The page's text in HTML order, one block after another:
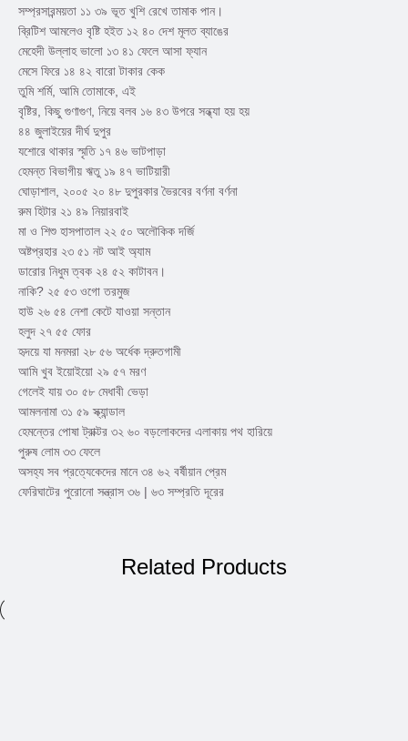
সম্প্রসারন্ময়তা ১১ ৩৯ ভূত খুশি রেখে তামাক পান।
ব্রিটিশ আমলেও বৃষ্টি হইত ১২ ৪০ দেশ মূলত ব্যাঙের
মেহেদী উল্লাহ ভালো ১৩ ৪১ ফেলে আসা ফ্যান
মেসে ফিরে ১৪ ৪২ বারো টাকার কেক
তুমি শর্মি, আমি তোমাকে, এই
বৃষ্টির, কিছু গুণাগুণ, নিয়ে বলব ১৬ ৪৩ উপরে সন্ধ্যা হয় হয়
৪৪ জুলাইয়ের দীর্ঘ দুপুর
যশোরে থাকার স্মৃতি ১৭ ৪৬ ভাটপাড়া
হেমন্ত বিভাগীয় ঋতু ১৯ ৪৭ ভাটিয়ারী
ঘোড়াশাল, ২০০৫ ২০ ৪৮ দুপুরকার ভৈরবের বর্ণনা বর্ণনা
রুম হিটার ২১ ৪৯ নিয়ারবাই
মা ও শিশু হাসপাতাল ২২ ৫০ অলৌকিক দর্জি
অষ্টপ্রহার ২৩ ৫১ নট আই অ্যাম
ডারোর নিধুম ত্বক ২৪ ৫২ কাটাবন।
নাকি? ২৫ ৫৩ ওগো তরমুজ
হাউ ২৬ ৫৪ নেশা কেটে যাওয়া সন্তান
হলুদ ২৭ ৫৫ ফোর
হৃদয়ে যা মনমরা ২৮ ৫৬ অর্ধেক দ্রুতগামী
আমি খুব ইয়োইয়ো ২৯ ৫৭ মরণ
গেলেই যায় ৩০ ৫৮ মেধাবী ভেড়া
আমলনামা ৩১ ৫৯ স্ক্যান্ডাল
হেমন্তের পোষা ট্রাক্টর ৩২ ৬০ বড়লোকদের এলাকায় পথ হারিয়ে
পুরুষ লোম ৩৩ ফেলে
অসহ্য সব প্রত্যেকেদের মানে ৩৪ ৬২ বর্ষীয়ান প্রেম
ফেরিঘাটের পুরোনো সন্ত্রাস ৩৬ | ৬৩ সম্প্রতি দূরের
Related Products